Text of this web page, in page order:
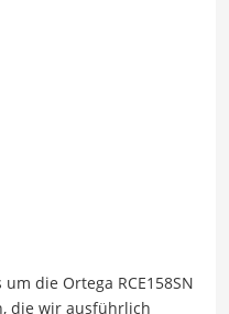
die Ortega RCE158SN
die wir ausführlich